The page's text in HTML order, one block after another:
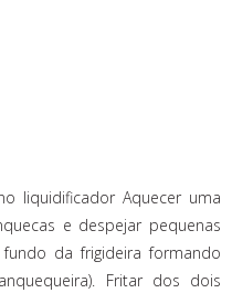
liquidificador Aquecer uma
e despejar pequenas
da frigideira formando
Fritar dos dois